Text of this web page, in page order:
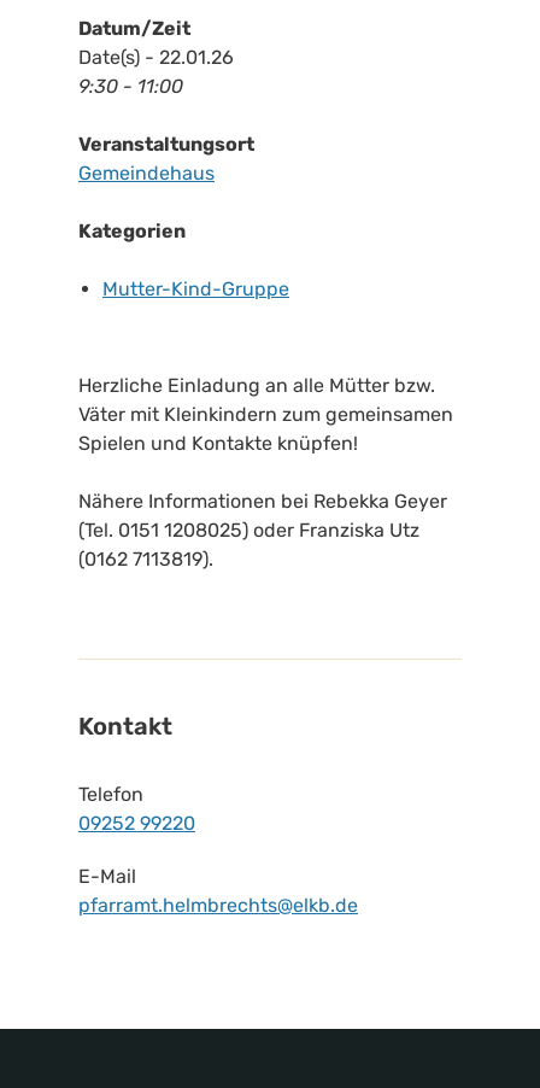
Datum/Zeit
Date(s) - 22.01.26
9:30 - 11:00
Veranstaltungsort
Gemeindehaus
Kategorien
Mutter-Kind-Gruppe
Herzliche Einladung an alle Mütter bzw.
Väter mit Kleinkindern zum gemeinsamen
Spielen und Kontakte knüpfen!
Nähere Informationen bei Rebekka Geyer
(Tel. 0151 1208025) oder Franziska Utz
(0162 7113819).
Kontakt
Telefon
09252 99220
E-Mail
pfarramt.helmbrechts@elkb.de